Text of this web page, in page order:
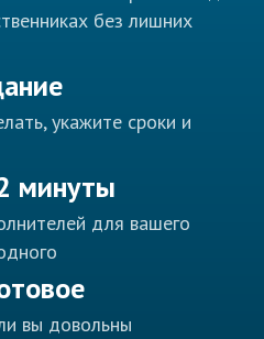
без лишних
укажите сроки и
минуты
для вашего
вы довольны